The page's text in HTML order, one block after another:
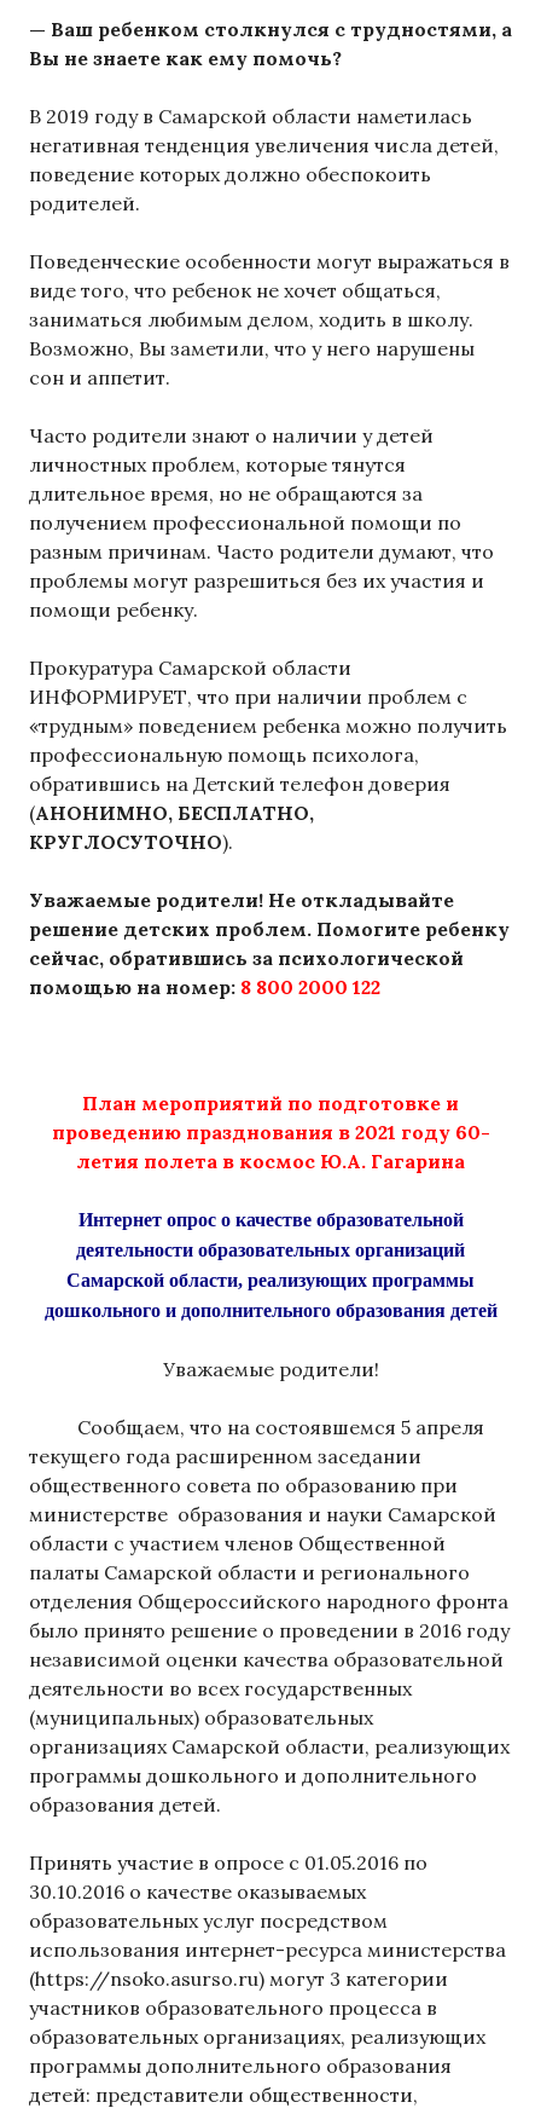
— Ваш ребенком столкнулся с трудностями, а
Вы не знаете как ему помочь?
В 2019 году в Самарской области наметилась
негативная тенденция увеличения числа детей,
поведение которых должно обеспокоить
родителей.
Поведенческие особенности могут выражаться в
виде того, что ребенок не хочет общаться,
заниматься любимым делом, ходить в школу.
Возможно, Вы заметили, что у него нарушены
сон и аппетит.
Часто родители знают о наличии у детей
личностных проблем, которые тянутся
длительное время, но не обращаются за
получением профессиональной помощи по
разным причинам. Часто родители думают, что
проблемы могут разрешиться без их участия и
помощи ребенку.
Прокуратура Самарской области
ИНФОРМИРУЕТ, что при наличии проблем с
«трудным» поведением ребенка можно получить
профессиональную помощь психолога,
обратившись на Детский телефон доверия
(АНОНИМНО, БЕСПЛАТНО,
КРУГЛОСУТОЧНО).
Уважаемые родители! Не откладывайте
решение детских проблем. Помогите ребенку
сейчас, обратившись за психологической
помощью на номер: 8 800 2000 122
План мероприятий по подготовке и
проведению празднования в 2021 году 60-
летия полета в космос Ю.А. Гагарина
Интернет опрос о качестве образовательной
деятельности образовательных организаций
Самарской области, реализующих программы
дошкольного и дополнительного образования детей
Уважаемые родители!
Сообщаем, что на состоявшемся 5 апреля
текущего года расширенном заседании
общественного совета по образованию при
министерстве образования и науки Самарской
области с участием членов Общественной
палаты Самарской области и регионального
отделения Общероссийского народного фронта
было принято решение о проведении в 2016 году
независимой оценки качества образовательной
деятельности во всех государственных
(муниципальных) образовательных
организациях Самарской области, реализующих
программы дошкольного и дополнительного
образования детей.
Принять участие в опросе с 01.05.2016 по
30.10.2016 о качестве оказываемых
образовательных услуг посредством
использования интернет-ресурса министерства
(https://nsoko.asurso.ru) могут 3 категории
участников образовательного процесса в
образовательных организациях, реализующих
программы дополнительного образования
детей: представители общественности,